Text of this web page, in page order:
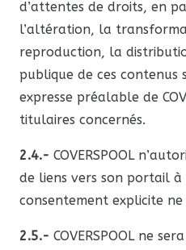
d’attentes de droits, en
l’altération, la
reproduction, la
publique de ces contenus
expresse préalable de
titulaires concernés.
2.4.- COVERSPOOL
de liens vers son portail à
consentement explicite ne
2.5.- COVERSPOOL ne